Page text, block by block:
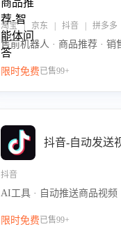
淘宝 | 京东 | 抖音 | 拼多多
售前机器人 · 商品推荐 · 销
限时免费已售99+
抖音-自动发送
抖音
AI工具 · 自动推送商品视频
限时免费已售99+